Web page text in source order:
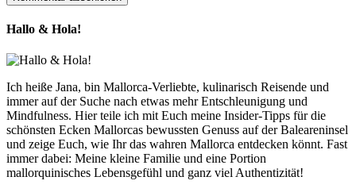
Hallo & Hola!
Ich heiße Jana, bin Mallorca-Verliebte, kulinarisch Reisende und
immer auf der Suche nach etwas mehr Entschleunigung und
Mindfulness. Hier teile ich mit Euch meine Insider-Tipps für die
schönsten Ecken Mallorcas bewussten Genuss auf der Baleareninsel
und zeige Euch, wie Ihr das wahren Mallorca entdecken könnt. Fast
immer dabei: Meine kleine Familie und eine Portion
mallorquinisches Lebensgefühl und ganz viel Authentizität!